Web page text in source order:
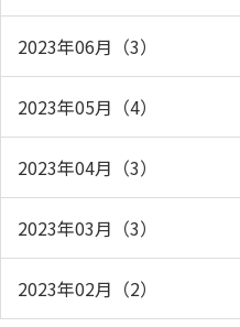
2023年06月（3）
2023年05月（4）
2023年04月（3）
2023年03月（3）
2023年02月（2）